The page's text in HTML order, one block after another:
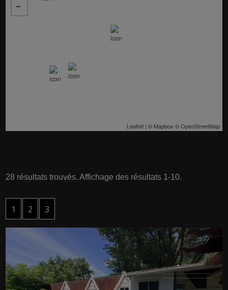
Leaflet| © Mapbox ©OpenStreetMap
28 résultats trouvés. Affichage des résultats 1-10.
1 2 3